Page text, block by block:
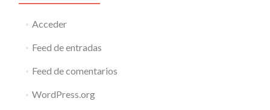
Acceder
Feed de entradas
Feed de comentarios
WordPress.org